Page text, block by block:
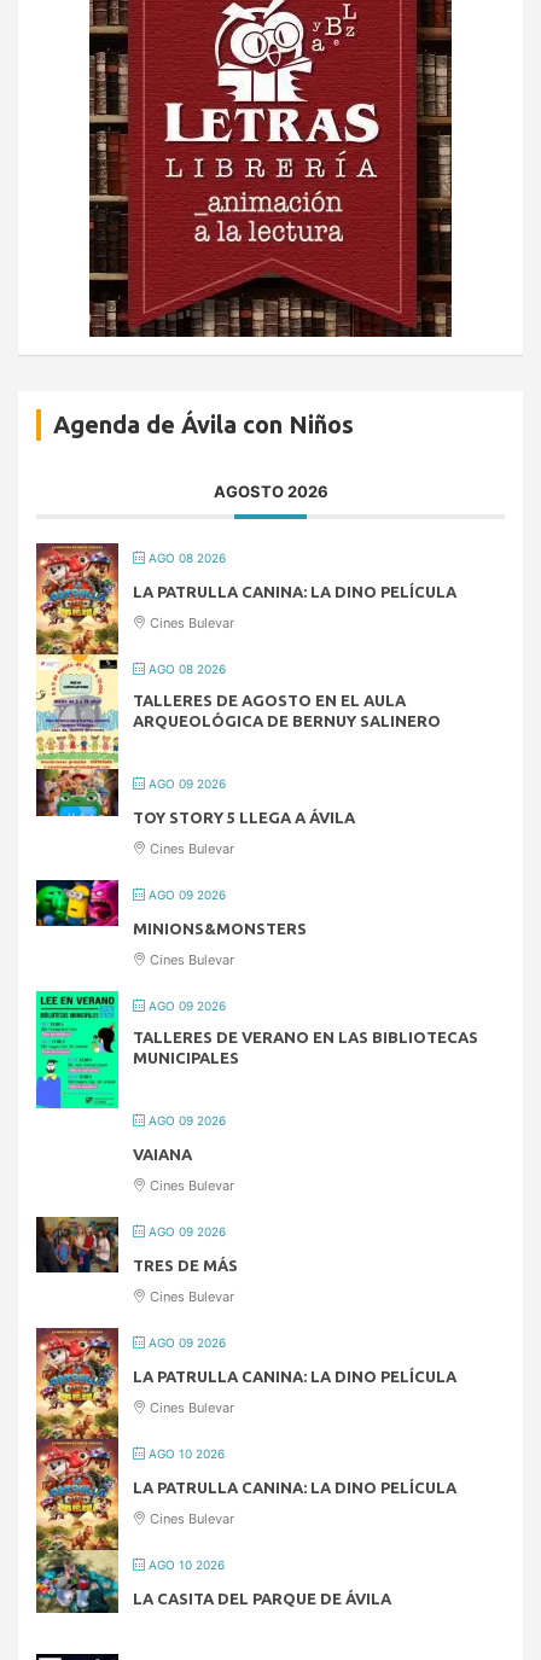
Agenda de Ávila con Niños
AGOSTO 2026
AGO 08 2026
LA PATRULLA CANINA: LA DINO PELÍCULA
Cines Bulevar
AGO 08 2026
TALLERES DE AGOSTO EN EL AULA
ARQUEOLÓGICA DE BERNUY SALINERO
AGO 09 2026
TOY STORY 5 LLEGA A ÁVILA
Cines Bulevar
AGO 09 2026
MINIONS&MONSTERS
Cines Bulevar
AGO 09 2026
TALLERES DE VERANO EN LAS BIBLIOTECAS
MUNICIPALES
AGO 09 2026
VAIANA
Cines Bulevar
AGO 09 2026
TRES DE MÁS
Cines Bulevar
AGO 09 2026
LA PATRULLA CANINA: LA DINO PELÍCULA
Cines Bulevar
AGO 10 2026
LA PATRULLA CANINA: LA DINO PELÍCULA
Cines Bulevar
AGO 10 2026
LA CASITA DEL PARQUE DE ÁVILA